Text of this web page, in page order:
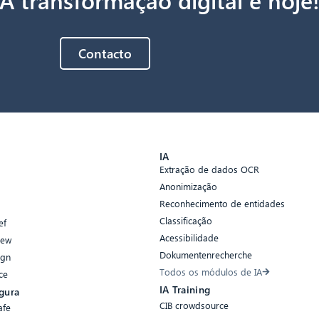
Contacto
IA
Extração de dados OCR
Anonimização
Reconhecimento de entidades
Classificação
Acessibilidade
Dokumentenrecherche
Todos os módulos de IA
IA Training
CIB crowdsource